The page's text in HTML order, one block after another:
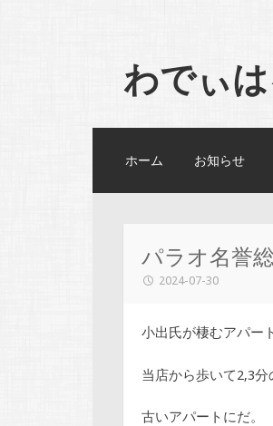
わでぃ
ホーム お知らせ
パラオ名誉
2024-07-30
小出氏が棲むアパー
当店から歩いて2,3
古いアパートにだ。